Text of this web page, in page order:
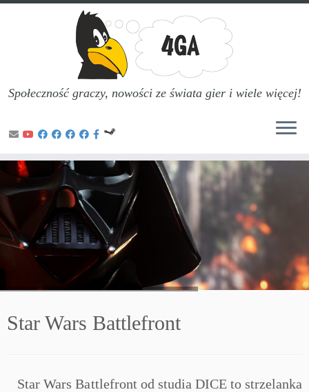
Przejdź
treści
Społeczność graczy, nowości ze świata gier i wiele więcej!
Star Wars Battlefront
Star Wars Battlefront od studia DICE to strzelanka